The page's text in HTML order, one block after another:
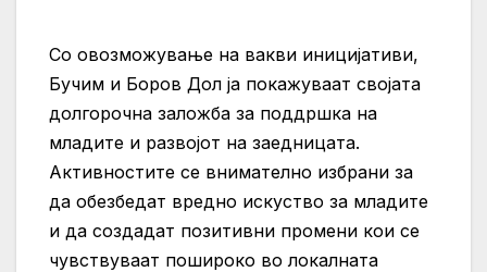
Со овозможување на вакви иницијативи,
Бучим и Боров Дол ја покажуваат својата
долгорочна заложба за поддршка на
младите и развојот на заедницата.
Активностите се внимателно избрани за
да обезбедат вредно искуство за младите
и да создадат позитивни промени кои се
чувствуваат пошироко во локалната